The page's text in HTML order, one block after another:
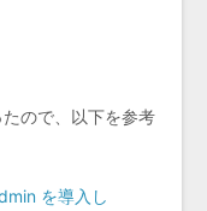
ので、以下を参考
を導入し